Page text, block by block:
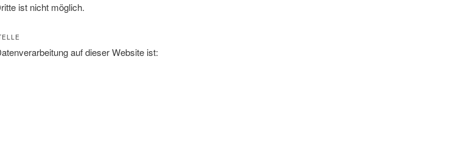
ist nicht möglich.
auf dieser Website ist: